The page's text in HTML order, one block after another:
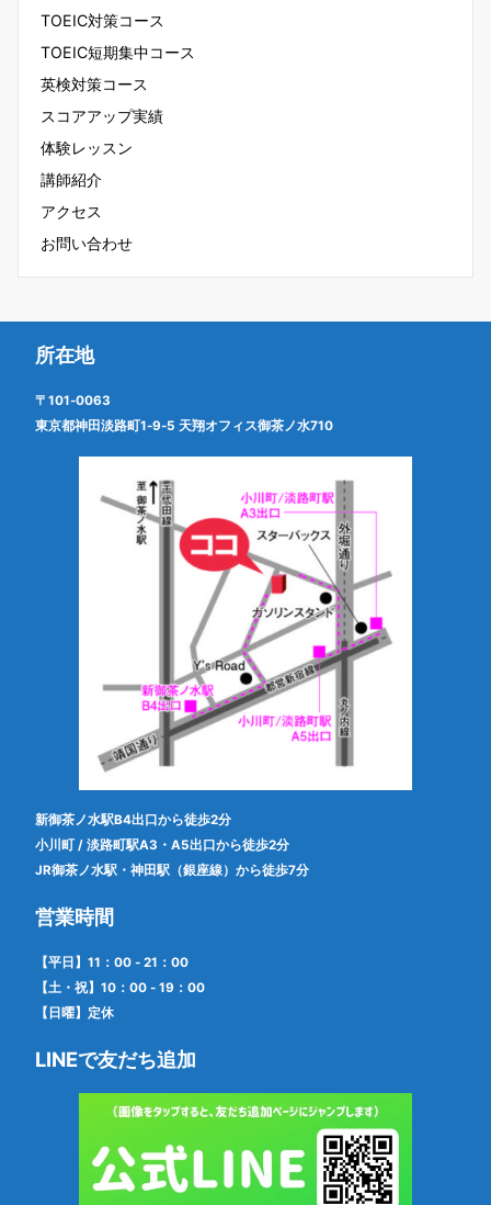
TOEIC対策コース
TOEIC短期集中コース
英検対策コース
スコアアップ実績
体験レッスン
講師紹介
アクセス
お問い合わせ
所在地
〒101-0063
東京都神田淡路町1-9-5 天翔オフィス御茶ノ水710
新御茶ノ水駅B4出口から徒歩2分
小川町 / 淡路町駅A3・A5出口から徒歩2分
JR御茶ノ水駅・神田駅（銀座線）から徒歩7分
営業時間
【平日】11：00 - 21：00
【土・祝】10：00 - 19：00
【日曜】定休
LINEで友だち追加